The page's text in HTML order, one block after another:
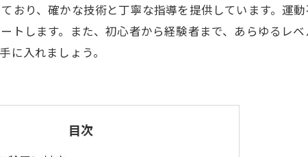
おり、確かな技術と丁寧な指導を提供しています。運
トします。また、初心者から経験者まで、あらゆるレ
に入れましょう。
目次